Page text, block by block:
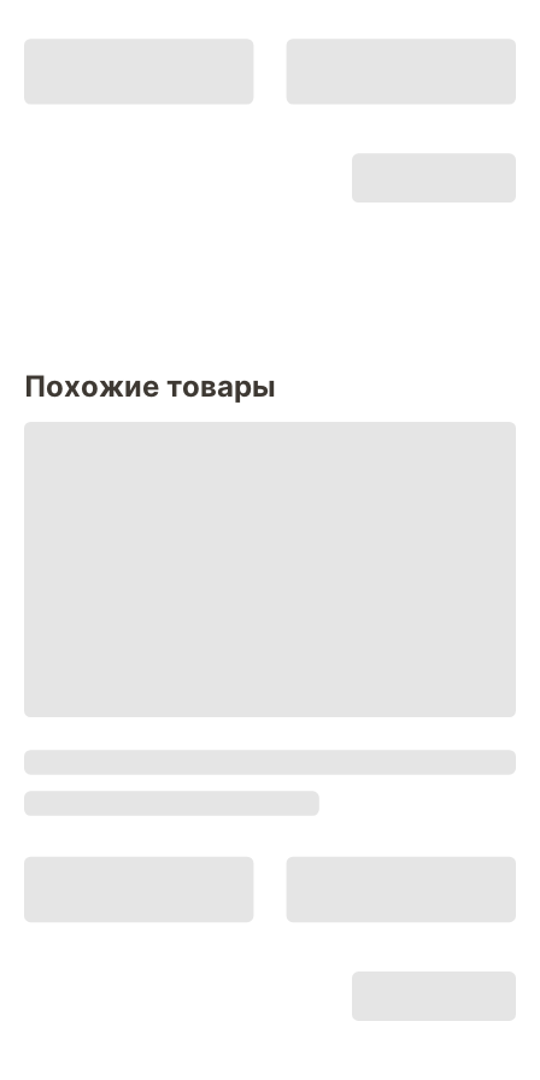
Похожие товары